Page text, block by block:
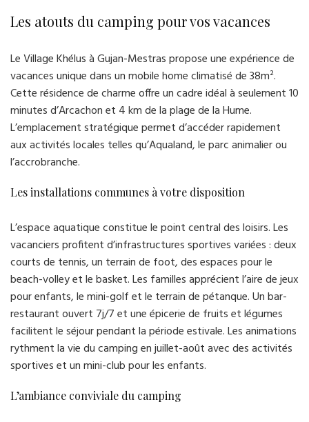
Les atouts du camping pour vos vacances
Le Village Khélus à Gujan-Mestras propose une expérience de
vacances unique dans un mobile home climatisé de 38m².
Cette résidence de charme offre un cadre idéal à seulement 10
minutes d’Arcachon et 4 km de la plage de la Hume.
L’emplacement stratégique permet d’accéder rapidement
aux activités locales telles qu’Aqualand, le parc animalier ou
l’accrobranche.
Les installations communes à votre disposition
L’espace aquatique constitue le point central des loisirs. Les
vacanciers profitent d’infrastructures sportives variées : deux
courts de tennis, un terrain de foot, des espaces pour le
beach-volley et le basket. Les familles apprécient l’aire de jeux
pour enfants, le mini-golf et le terrain de pétanque. Un bar-
restaurant ouvert 7j/7 et une épicerie de fruits et légumes
facilitent le séjour pendant la période estivale. Les animations
rythment la vie du camping en juillet-août avec des activités
sportives et un mini-club pour les enfants.
L’ambiance conviviale du camping